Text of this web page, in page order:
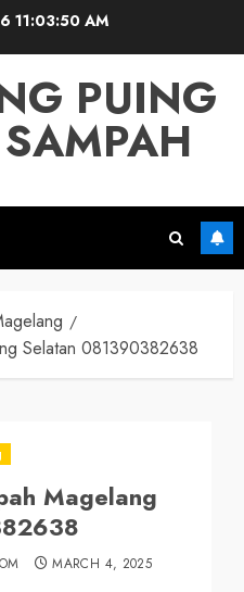
11:03:51 AM
PUING
Selatan 081390382638
Magelang
MARCH 4, 2025